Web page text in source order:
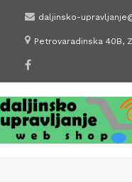
content
daljinsko-
Petrovaradinska 40B,